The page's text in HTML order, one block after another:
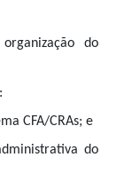
do
CFA/CRAs; e
do